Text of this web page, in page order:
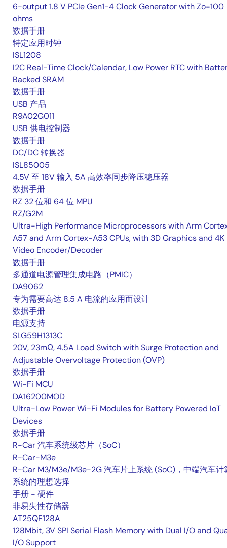
6-output 1.8 V PCIe Gen1-4 Clock Generator with Zo=100
ohms
数据手册
特定应用时钟
ISL1208
I2C Real-Time Clock/Calendar, Low Power RTC with
Backed SRAM
数据手册
USB 产品
R9A02G011
USB 供电控制器
数据手册
DC/DC 转换器
ISL85005
4.5V 至 18V 输入 5A 高效率同步降压稳压器
数据手册
RZ 32 位和 64 位 MPU
RZ/G2M
Ultra-High Performance Microprocessors with Arm
A57 and Arm Cortex-A53 CPUs, with 3D Graphics and 4K
Video Encoder/Decoder
数据手册
多通道电源管理集成电路（PMIC）
DA9062
专为需要高达 8.5 A 电流的应用而设计
数据手册
电源支持
SLG59H1313C
20V, 23mΩ, 4.5A Load Switch with Surge Protection and
Adjustable Overvoltage Protection (OVP)
数据手册
Wi-Fi MCU
DA16200MOD
Ultra-Low Power Wi-Fi Modules for Battery Powered IoT
Devices
数据手册
R-Car 汽车系统级芯片（SoC）
R-Car-M3e
R-Car M3/M3e/M3e-2G 汽车片上系统 (SoC)，中端汽车计
系统的理想选择
手册 - 硬件
非易失性存储器
AT25QF128A
128Mbit, 3V SPI Serial Flash Memory with Dual I/O and
I/O Support